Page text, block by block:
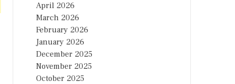
April 2026
March 2026
February 2026
January 2026
December 2025
November 2025
October 2025